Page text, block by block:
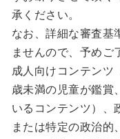
承ください。
なお、詳細な審査基
ませんので、予めご
成人向けコンテンツ
歳未満の児童が鑑賞
いるコンテンツ）、
または特定の政治的